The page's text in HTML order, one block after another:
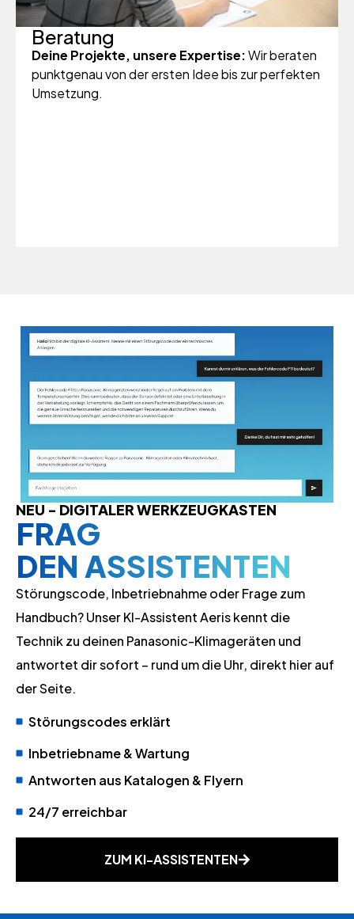
Beratung
Deine Projekte, unsere Expertise:Wir beraten
punktgenau von der ersten Idee bis zur perfekten
Umsetzung.
NEU - DIGITALER WERKZEUGKASTEN
FRAG
DEN ASSISTENTEN
Störungscode, Inbetriebnahme oder Frage zum
Handbuch? Unser KI-Assistent Aeris kennt die
Technik zu deinen Panasonic-Klimageräten und
antwortet dir sofort – rund um die Uhr, direkt hier auf
der Seite.
Störungscodes erklärt
Inbetriebname & Wartung
Antworten aus Katalogen & Flyern
24/7 erreichbar
ZUM KI-ASSISTENTEN